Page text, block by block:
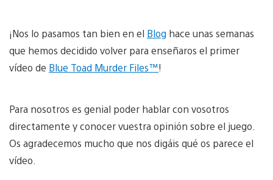
¡Nos lo pasamos tan bien en el Blog hace unas semanas
que hemos decidido volver para enseñaros el primer
vídeo de Blue Toad Murder Files™!
Para nosotros es genial poder hablar con vosotros
directamente y conocer vuestra opinión sobre el juego.
Os agradecemos mucho que nos digáis qué os parece el
vídeo.